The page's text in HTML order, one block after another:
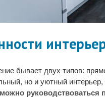
бывает двух типов:
но и уютный интерьер,
руководствоваться